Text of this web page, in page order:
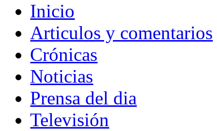
Inicio
Articulos y comentarios
Crónicas
Noticias
Prensa del dia
Televisión